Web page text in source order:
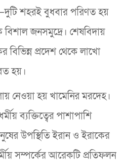
শহরই বুধবার পরিণত হয়
জনসমুদ্রে। শেষবিদায়
বিভিন্ন প্রদেশ থেকে লাখো
হয়।
নেওয়া হয় খামেনির মরদেহ।
ব্যক্তিত্বের পাশাপাশি
উপস্থিতি ইরান ও ইরাকের
সম্পর্কের আরেকটি প্রতিফলন